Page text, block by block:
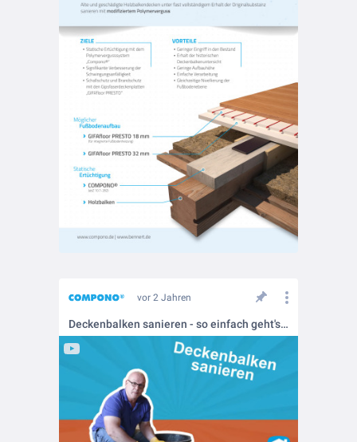
vor 2 Jahren
Deckenbalken sanieren - so einfach geht's ...